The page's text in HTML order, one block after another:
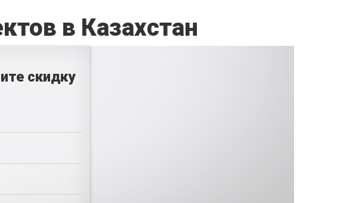
в Казахстан
скидку